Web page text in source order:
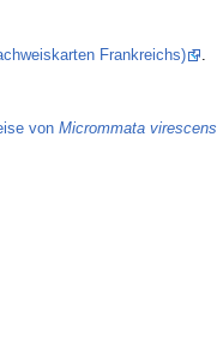
Frankreichs)
.
von Micrommata virescens